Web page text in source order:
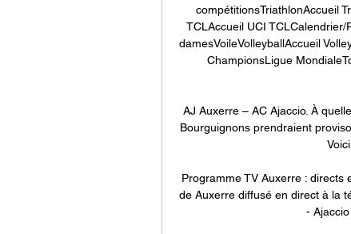
compétitionsTriathlonAccueil
TCLAccueil UCI
damesVoileVolleyballAccueil
ChampionsLigue
AJ Auxerre – AC Ajaccio. À
Bourguignons prendraient
Programme TV Auxerre : directs
de Auxerre diffusé en direct à la
-